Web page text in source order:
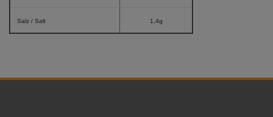
Salz / Salt 1,4g